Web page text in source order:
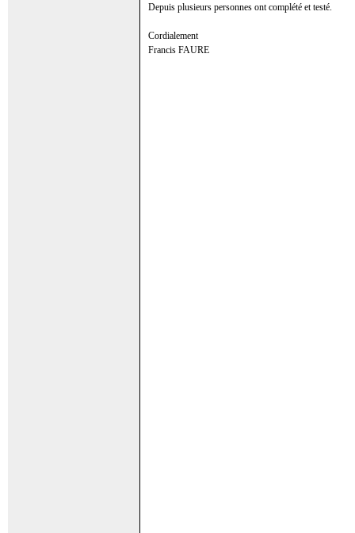
Depuis plusieurs personnes ont complété et testé.
Cordialement
Francis FAURE